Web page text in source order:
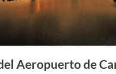
Aeropuerto de